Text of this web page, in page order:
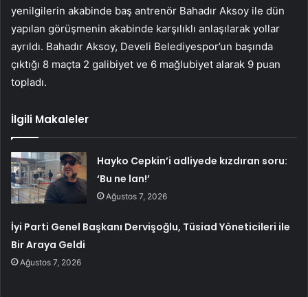
yenilgilerin akabinde baş antrenör Bahadır Aksoy ile dün
yapılan görüşmenin akabinde karşılıklı anlaşılarak yollar
ayrıldı. Bahadır Aksoy, Develi Belediyespor’un başında
çıktığı 8 maçta 2 galibiyet ve 6 mağlubiyet alarak 9 puan
topladı.
İlgili Makaleler
Hayko Cepkin’i adliyede kızdıran soru:
‘Bu ne lan!’
Ağustos 7, 2026
İyi Parti Genel Başkanı Dervişoğlu, Tüsiad Yöneticileri ile
Bir Araya Geldi
Ağustos 7, 2026